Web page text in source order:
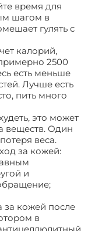
время для
шагом в
гулять с
калорий,
2500
есть меньше
Лучше есть
пить много
это может
веществ. Один
веса.
за кожей:
и
за кожей после
в